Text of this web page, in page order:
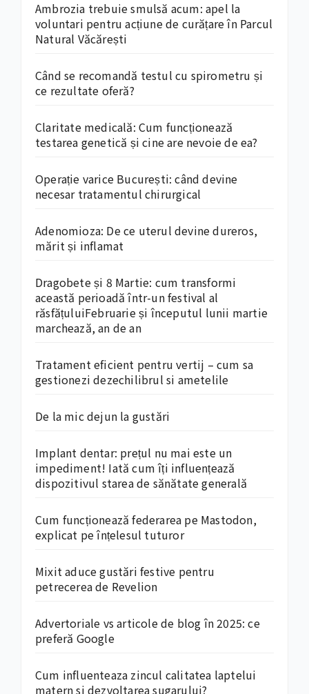
Ambrozia trebuie smulsă acum: apel la
voluntari pentru acțiune de curățare în Parcul
Natural Văcărești
Când se recomandă testul cu spirometru și
ce rezultate oferă?
Claritate medicală: Cum funcționează
testarea genetică și cine are nevoie de ea?
Operație varice București: când devine
necesar tratamentul chirurgical
Adenomioza: De ce uterul devine dureros,
mărit și inflamat
Dragobete și 8 Martie: cum transformi
această perioadă într-un festival al
răsfățuluiFebruarie și începutul lunii martie
marchează, an de an
Tratament eficient pentru vertij – cum sa
gestionezi dezechilibrul si ametelile
De la mic dejun la gustări
Implant dentar: prețul nu mai este un
impediment! Iată cum îți influențează
dispozitivul starea de sănătate generală
Cum funcționează federarea pe Mastodon,
explicat pe înțelesul tuturor
Mixit aduce gustări festive pentru
petrecerea de Revelion
Advertoriale vs articole de blog în 2025: ce
preferă Google
Cum influenteaza zincul calitatea laptelui
matern si dezvoltarea sugarului?